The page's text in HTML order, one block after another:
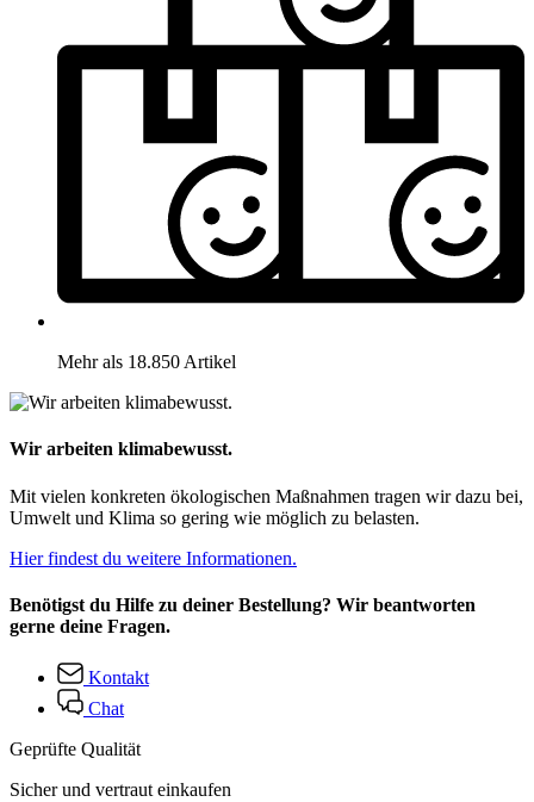
Mehr als 18.850 Artikel
Wir arbeiten klimabewusst.
Mit vielen konkreten ökologischen Maßnahmen tragen wir dazu bei,
Umwelt und Klima so gering wie möglich zu belasten.
Hier findest du weitere Informationen.
Benötigst du Hilfe zu deiner Bestellung? Wir beantworten
gerne deine Fragen.
Kontakt
Chat
Geprüfte Qualität
Sicher und vertraut einkaufen